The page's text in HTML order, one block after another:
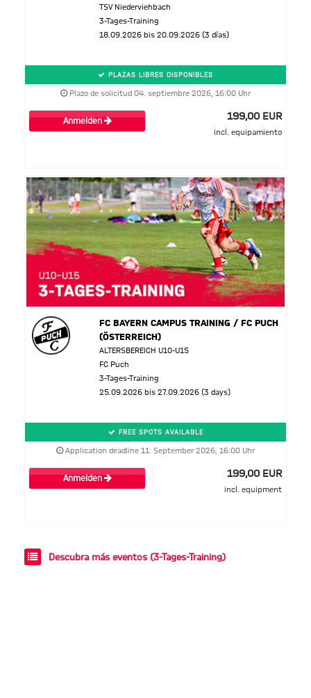
TSV Niederviehbach
3-Tages-Training
18.09.2026 bis 20.09.2026 (3 días)
PLAZAS LIBRES DISPONIBLES
Plazo de solicitud 04. septiembre 2026, 16:00 Uhr
Anmelden 199,00 EUR
incl. equipamiento
FC BAYERN CAMPUS TRAINING / FC PUCH
(ÖSTERREICH)
ALTERSBEREICH U10-U15
FC Puch
3-Tages-Training
25.09.2026 bis 27.09.2026 (3 days)
FREE SPOTS AVAILABLE
Application deadline 11. September 2026, 16:00 Uhr
Anmelden 199,00 EUR
incl. equipment
Descubra más eventos (3-Tages-Training)